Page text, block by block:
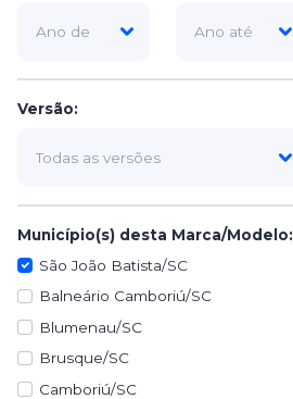
Versão:
Município(s) desta Marca/Modelo:
São João Batista/SC
Balneário Camboriú/SC
Blumenau/SC
Brusque/SC
Camboriú/SC